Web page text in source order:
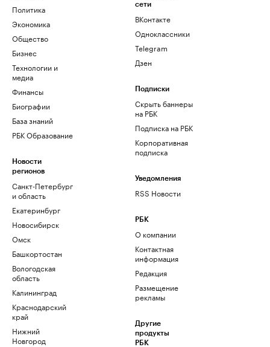
Политика
Экономика
Общество
Бизнес
Технологии и
медиа
Финансы
Биографии
База знаний
РБК Образование
Новости
регионов
Санкт-Петербург
и область
Екатеринбург
Новосибирск
Омск
Башкортостан
Вологодская
область
Калининград
Краснодарский
край
Нижний
Новгород
сети
ВКонтакте
Одноклассники
Telegram
Дзен
Подписки
Скрыть баннеры
на РБК
Подписка на РБК
Корпоративная
подписка
Уведомления
RSS Новости
РБК
О компании
Контактная
информация
Редакция
Размещение
рекламы
Другие
продукты
РБК